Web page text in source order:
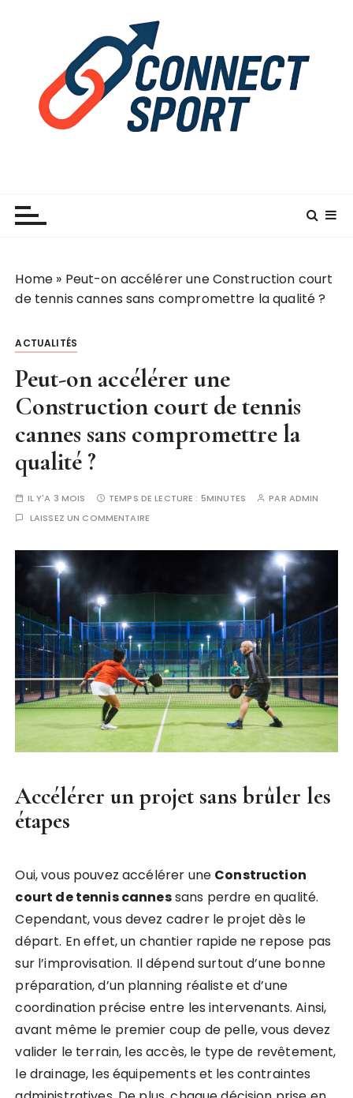
Home » Peut-on accélérer une Construction court
de tennis cannes sans compromettre la qualité ?
ACTUALITÉS
Peut-on accélérer une
Construction court de tennis
cannes sans compromettre la
qualité ?
IL Y'A 3 MOIS TEMPS DE LECTURE : 5MINUTES PAR ADMIN
LAISSEZ UN COMMENTAIRE
Accélérer un projet sans brûler les
étapes
Oui, vous pouvez accélérer une Construction
court de tennis cannessans perdre en qualité.
Cependant, vous devez cadrer le projet dès le
départ. En effet, un chantier rapide ne repose pas
sur l’improvisation. Il dépend surtout d’une bonne
préparation, d’un planning réaliste et d’une
coordination précise entre les intervenants. Ainsi,
avant même le premier coup de pelle, vous devez
valider le terrain, les accès, le type de revêtement,
le drainage, les équipements et les contraintes